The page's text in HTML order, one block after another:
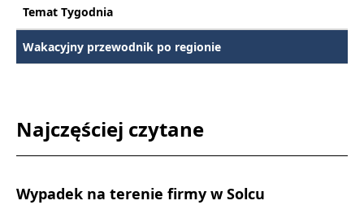
Temat Tygodnia
Wakacyjny przewodnik po regionie
Najczęściej czytane
Wypadek na terenie firmy w Solcu